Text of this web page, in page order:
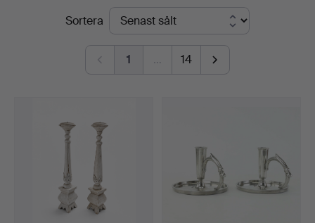
SlutpriserSortera
1 … 14